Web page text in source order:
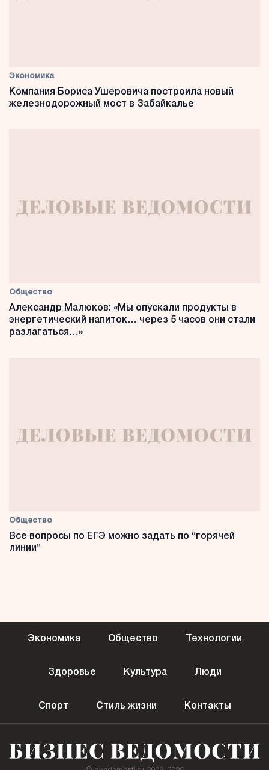
Экономика
Компания Бориса Ушеровича построила новый
железнодорожный мост в Забайкалье
Общество
Александр Малюков: «Мы опускали продукты в
энергетический напиток… через 5 часов они стали
разлагаться…»
Общество
Все вопросы по ЕГЭ можно задать по “горячей
линии”
Экономика Общество Технологии
Здоровье Культура Люди
Спорт Стиль жизни Контакты